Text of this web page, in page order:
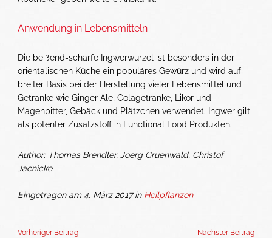
Anwendung in Lebensmitteln
Die beißend-scharfe Ingwerwurzel ist besonders in der
orientalischen Küche ein populäres Gewürz und wird auf
breiter Basis bei der Herstellung vieler Lebensmittel und
Getränke wie Ginger Ale, Colagetränke, Likör und
Magenbitter, Gebäck und Plätzchen verwendet. Ingwer gilt
als potenter Zusatzstoff in Functional Food Produkten.
Author: Thomas Brendler, Joerg Gruenwald, Christof
Jaenicke
Eingetragen am 4. März 2017 in Heilpflanzen
Vorheriger Beitrag Nächster Beitrag